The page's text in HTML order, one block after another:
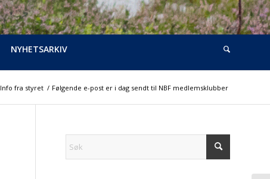
NYHETSARKIV
Info fra styret / Følgende e-post er i dag sendt til NBF medlemsklubber